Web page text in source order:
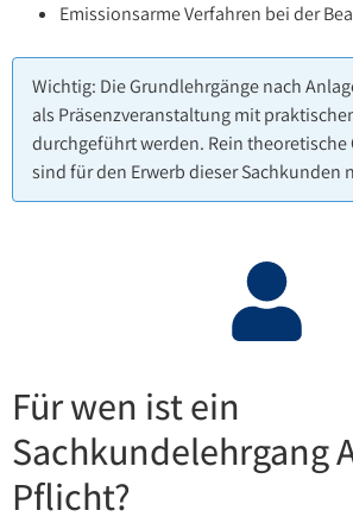
Emissionsarme Verfahren bei der
Wichtig: Die Grundlehrgänge nach
als Präsenzveranstaltung mit
durchgeführt werden. Rein
sind für den Erwerb dieser Sachkunden
Für wen ist ein
Sachkundelehrgang
Pflicht?